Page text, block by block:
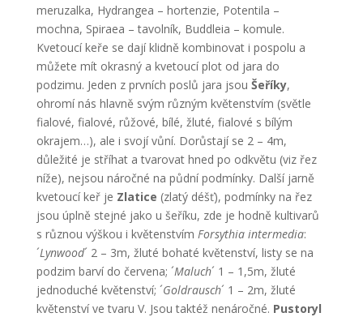
meruzalka, Hydrangea – hortenzie, Potentila –
mochna, Spiraea – tavolník, Buddleia – komule.
Kvetoucí keře se dají klidně kombinovat i pospolu a
můžete mít okrasný a kvetoucí plot od jara do
podzimu. Jeden z prvních poslů jara jsou Šeříky,
ohromí nás hlavně svým různým květenstvím (světle
fialové, fialové, růžové, bílé, žluté, fialové s bílým
okrajem…), ale i svojí vůní. Dorůstají se 2 – 4m,
důležité je stříhat a tvarovat hned po odkvětu (viz řez
níže), nejsou náročné na půdní podmínky. Další jarně
kvetoucí keř je Zlatice (zlatý déšť), podmínky na řez
jsou úplně stejné jako u šeříku, zde je hodně kultivarů
s různou výškou i květenstvím Forsythia intermedia:
´Lynwood´ 2 – 3m, žluté bohaté květenství, listy se na
podzim barví do červena; ´Maluch´ 1 – 1,5m, žluté
jednoduché květenství; ´Goldrausch´ 1 – 2m, žluté
květenství ve tvaru V. Jsou taktéž nenáročné. Pustoryl